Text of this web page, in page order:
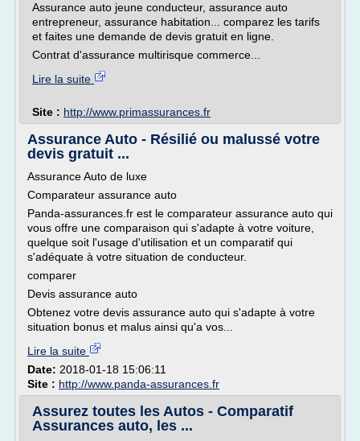
Assurance auto jeune conducteur, assurance auto
entrepreneur, assurance habitation... comparez les tarifs
et faites une demande de devis gratuit en ligne.
Contrat d'assurance multirisque commerce...
Lire la suite
Site : http://www.primassurances.fr
Assurance Auto - Résilié ou malussé votre
devis gratuit ...
Assurance Auto de luxe
Comparateur assurance auto
Panda-assurances.fr est le comparateur assurance auto qui
vous offre une comparaison qui s'adapte à votre voiture,
quelque soit l'usage d'utilisation et un comparatif qui
s'adéquate à votre situation de conducteur.
comparer
Devis assurance auto
Obtenez votre devis assurance auto qui s'adapte à votre
situation bonus et malus ainsi qu'a vos...
Lire la suite
Date: 2018-01-18 15:06:11
Site : http://www.panda-assurances.fr
Assurez toutes les Autos - Comparatif
Assurances auto, les ...